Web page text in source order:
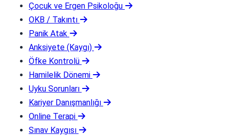
Çocuk ve Ergen Psikoloğu
OKB / Takıntı
Panik Atak
Anksiyete (Kaygı)
Öfke Kontrolü
Hamilelik Dönemi
Uyku Sorunları
Kariyer Danışmanlığı
Online Terapi
Sınav Kaygısı